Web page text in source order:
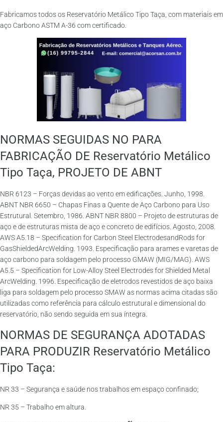
Fabricamos todos os Reservatório Metálico Tipo Taça, com materiais em
aço Carbono ASTM A-36 com certificado.
NORMAS SEGUIDAS NO PARA
FABRICAÇÃO DE Reservatório Metálico
Tipo Taça, PROJETO DE ABNT
NBR 6123 – Forças devidas ao vento em edificações. Junho, 1998.
ABNT NBR 6650 – Chapas Finas a Quente de Aço Carbono para Uso
Estrutural. Setembro, 1986. ABNT NBR 8800 – Projeto de estruturas de
aço e de estruturas mista de aço e concreto de edifícios. Agosto, 2008.
AWS A5.18 – Specification for Carbon Steel ElectrodesandRods for
GasShieldedArcWelding. 1993. Especificação para arames e varetas de
aço carbono para soldagem pelo processo GMAW (MIG/MAG). AWS
A5.5 – Specification for Low-Alloy Steel Electrodes for Shielded Metal
ArcWelding. 1996. Especificação de eletrodos revestidos de aço baixa
liga para soldagem pelo processo SMAW as normas acima citadas são
utilizadas como referência para cálculo estrutural e dimensional do
reservatório, não sendo seguida em sua íntegra.
NORMAS DE SEGURANÇA ADOTADAS
PARA PRODUZIR Reservatório Metálico
Tipo Taça:
NR 33 – Segurança e saúde nos trabalhos em espaço confinado;
NR 35 – Trabalho em altura.